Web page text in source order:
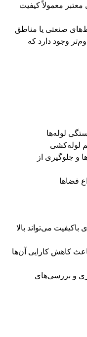
معتبر معمولاً کیفیت
صنعتی یا مناطق
وجود دارد که
لوله‌ها
لوله‌کشی
و جلوگیری از
فضاها
می‌تواند بالا
کاهش کارایی آن‌ها
و بررسی‌های